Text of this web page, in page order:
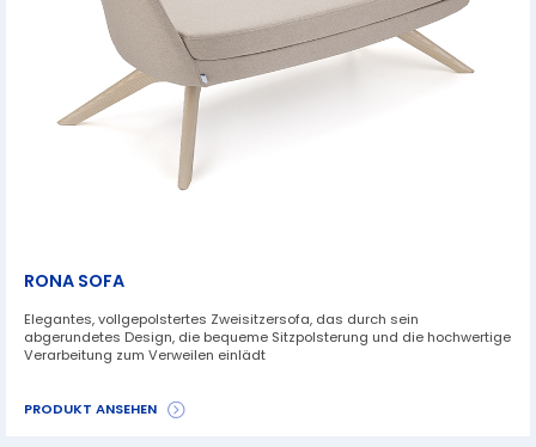
RONA SOFA
Elegantes, vollgepolstertes Zweisitzersofa, das durch sein
abgerundetes Design, die bequeme Sitzpolsterung und die hochwertige
Verarbeitung zum Verweilen einlädt
PRODUKT ANSEHEN